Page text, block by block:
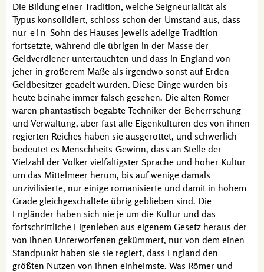
Die Bildung einer Tradition, welche Seigneurialität als
Typus konsolidiert, schloss schon der Umstand aus, dass
nur ein Sohn des Hauses jeweils adelige Tradition
fortsetzte, während die übrigen in der Masse der
Geldverdiener untertauchten und dass in England von
jeher in größerem Maße als irgendwo sonst auf Erden
Geldbesitzer geadelt wurden. Diese Dinge wurden bis
heute beinahe immer falsch gesehen. Die alten Römer
waren phantastisch begabte Techniker der Beherrschung
und Verwaltung, aber fast alle Eigenkulturen des von ihnen
regierten Reiches haben sie ausgerottet, und schwerlich
bedeutet es Menschheits-Gewinn, dass an Stelle der
Vielzahl der Völker vielfältigster Sprache und hoher Kultur
um das Mittelmeer herum, bis auf wenige damals
unzivilisierte, nur einige romanisierte und damit in hohem
Grade gleichgeschaltete übrig geblieben sind. Die
Engländer haben sich nie je um die Kultur und das
fortschrittliche Eigenleben aus eigenem Gesetz heraus der
von ihnen Unterworfenen gekümmert, nur von dem einen
Standpunkt haben sie sie regiert, dass England den
größten Nutzen von ihnen einheimste. Was Römer und